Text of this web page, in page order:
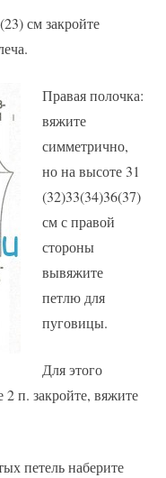
см закройте
Правая полочка:
вяжите
симметрично,
но на высоте 31
(32)33(34)36(37)
см с правой
стороны
вывяжите
петлю для
пуговицы.
Для этого
п. закройте, вяжите
петель наберите